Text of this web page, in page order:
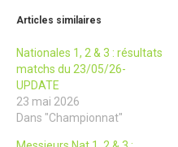
Articles similaires
Nationales 1, 2 & 3 : résultats
matchs du 23/05/26-
UPDATE
23 mai 2026
Dans "Championnat"